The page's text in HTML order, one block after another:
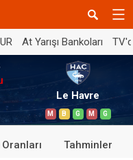
At Yarışı Bankoları
Le Havre
M B G M G
Tahminler